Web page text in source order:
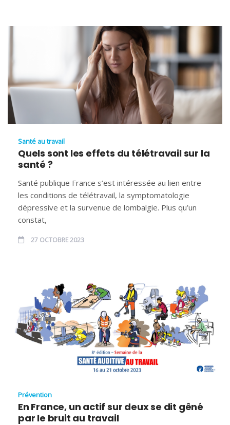
Santé au travail
Quels sont les effets du télétravail sur la
santé ?
Santé publique France s’est intéressée au lien entre
les conditions de télétravail, la symptomatologie
dépressive et la survenue de lombalgie. Plus qu’un
constat,
27 OCTOBRE 2023
Prévention
En France, un actif sur deux se dit gêné
par le bruit au travail